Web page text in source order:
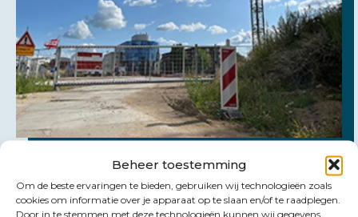
Beheer toestemming
Om de beste ervaringen te bieden, gebruiken wij technologieën zoals
cookies om informatie over je apparaat op te slaan en/of te raadplegen.
Door in te stemmen met deze technologieën kunnen wij gegevens